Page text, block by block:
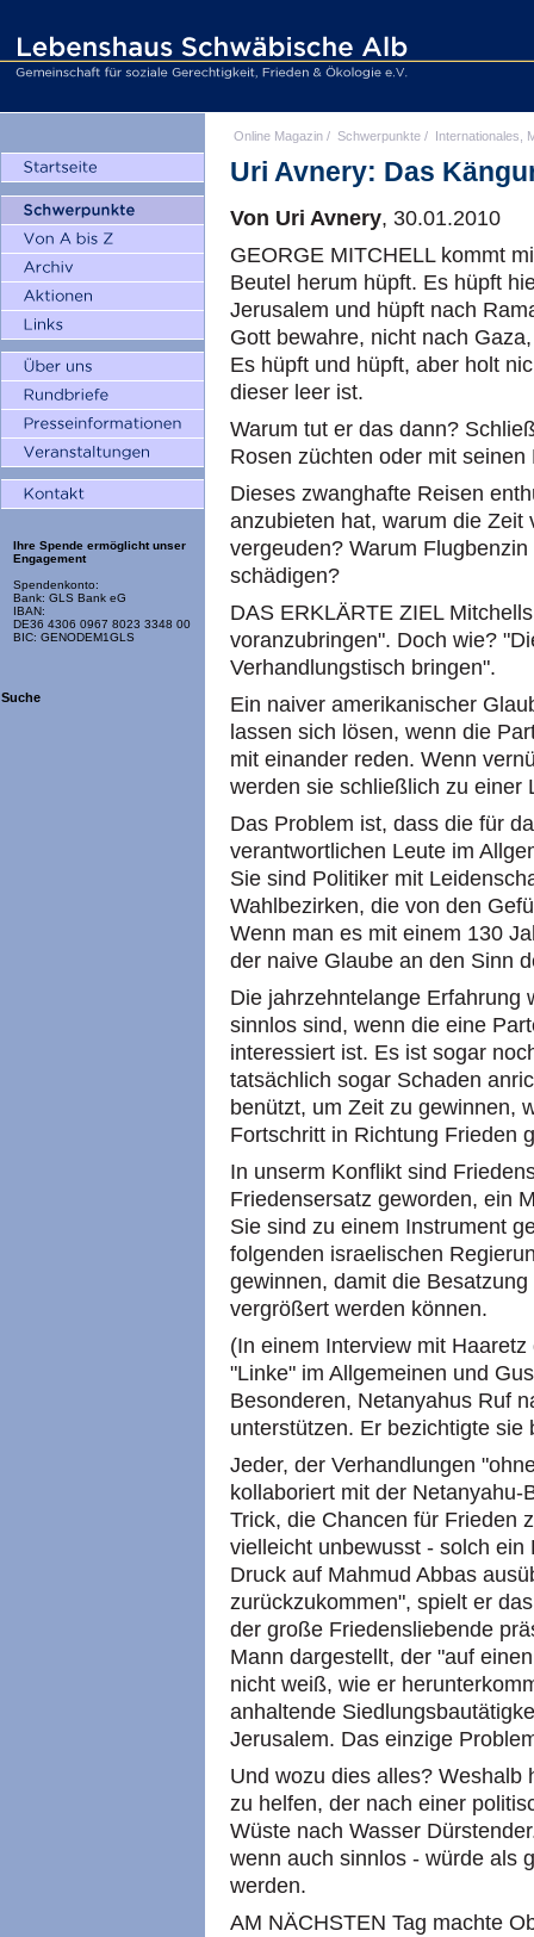
Ihre Spende ermöglicht unser
Engagement
Spendenkonto:
Bank: GLS Bank eG
IBAN:
DE36 4306 0967 8023 3348 00
BIC: GENODEM1GLS
Suche
Online Magazin / Schwerpunkte / Internationales,
Uri Avnery: Das
Von Uri Avnery, 30.01.2010
GEORGE MITCHELL kommt
Beutel herum hüpft. Es hüpft
Jerusalem und hüpft nach
Gott bewahre, nicht nach
Es hüpft und hüpft, aber holt
dieser leer ist.
Warum tut er das dann?
Rosen züchten oder mit
Dieses zwanghafte Reisen
anzubieten hat, warum die Zeit
vergeuden? Warum
schädigen?
DAS ERKLÄRTE ZIEL
voranzubringen". Doch wie?
Verhandlungstisch bringen".
Ein naiver amerikanischer
lassen sich lösen, wenn die
mit einander reden. Wenn
werden sie schließlich zu einer
Das Problem ist, dass die für
verantwortlichen Leute im
Sie sind Politiker mit
Wahlbezirken, die von den
Wenn man es mit einem 130
der naive Glaube an den Sinn
Die jahrzehntelange Erfahrung
sinnlos sind, wenn die eine
interessiert ist. Es ist sogar
tatsächlich sogar Schaden
benützt, um Zeit zu gewinnen,
Fortschritt in Richtung Frieden
In unserm Konflikt sind
Friedensersatz geworden, ein
Sie sind zu einem Instrument
folgenden israelischen
gewinnen, damit die
vergrößert werden können.
(In einem Interview mit
"Linke" im Allgemeinen und
Besonderen, Netanyahus Ruf
unterstützen. Er bezichtigte sie
Jeder, der Verhandlungen
kollaboriert mit der
Trick, die Chancen für Frieden
vielleicht unbewusst - solch
Druck auf Mahmud Abbas
zurückzukommen", spielt er
der große Friedensliebende
Mann dargestellt, der "auf
nicht weiß, wie er
anhaltende
Jerusalem. Das einzige
Und wozu dies alles? Weshalb
zu helfen, der nach einer
Wüste nach Wasser
wenn auch sinnlos - würde als
werden.
AM NÄCHSTEN Tag machte